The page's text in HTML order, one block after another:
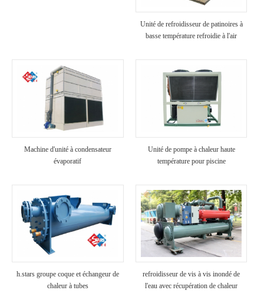
Unité de refroidisseur de patinoires à
basse température refroidie à l'air
Machine d'unité à condensateur
évaporatif
Unité de pompe à chaleur haute
température pour piscine
h.stars groupe coque et échangeur de
chaleur à tubes
refroidisseur de vis à vis inondé de
l'eau avec récupération de chaleur